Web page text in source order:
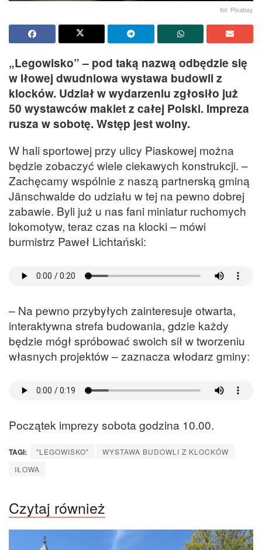
fot. Pixabay
„Legowisko” – pod taką nazwą odbędzie się
w Iłowej dwudniowa wystawa budowli z
klocków. Udział w wydarzeniu zgłosiło już
50 wystawców makiet z całej Polski. Impreza
rusza w sobotę. Wstęp jest wolny.
W hali sportowej przy ulicy Piaskowej można
będzie zobaczyć wiele ciekawych konstrukcji. –
Zachęcamy wspólnie z naszą partnerską gminą
Jänschwalde do udziału w tej na pewno dobrej
zabawie. Byli już u nas fani miniatur ruchomych
lokomotyw, teraz czas na klocki – mówi
burmistrz Paweł Lichtański:
– Na pewno przybyłych zainteresuje otwarta,
interaktywna strefa budowania, gdzie każdy
będzie mógł spróbować swoich sił w tworzeniu
własnych projektów – zaznacza włodarz gminy:
Początek imprezy sobota godzina 10.00.
TAGI: "LEGOWISKO"
WYSTAWA BUDOWLI Z KLOCKÓW
IŁOWA
Czytaj również